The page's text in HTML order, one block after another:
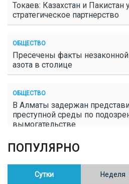
Токаев: Казахстан и Пакистан
стратегическое партнерство
ОБЩЕСТВО
Пресечены факты
азота в столице
ОБЩЕСТВО
В Алматы задержан
преступной среды по
вымогательстве
ОБЩЕСТВО
Полицейские пресекли
конопли в Таразе
ПОПУЛЯРНО
Сутки Неделя